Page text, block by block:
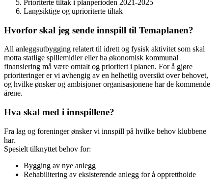
Prioriterte tiltak i planperioden 2021-2025
Langsiktige og uprioriterte tiltak
Hvorfor skal jeg sende innspill til Temaplanen?
All anleggsutbygging relatert til idrett og fysisk aktivitet som skal
motta statlige spillemidler eller ha økonomisk kommunal
finansiering må være omtalt og prioritert i planen. For å gjøre
prioriteringer er vi avhengig av en helhetlig oversikt over behovet,
og hvilke ønsker og ambisjoner organisasjonene har de kommende
årene.
Hva skal med i innspillene?
Fra lag og foreninger ønsker vi innspill på hvilke behov klubbene
har.
Spesielt tilknyttet behov for:
Bygging av nye anlegg
Rehabilitering av eksisterende anlegg for å opprettholde